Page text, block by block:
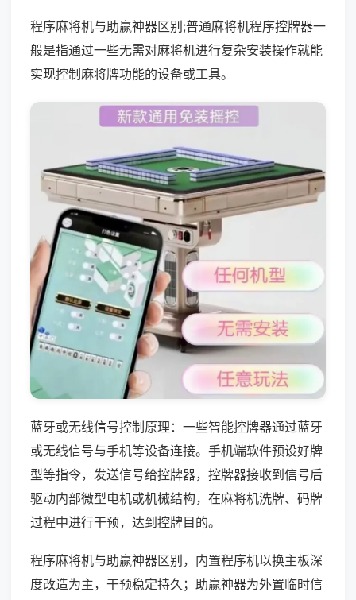
程序麻将机与助赢神器区别;普通麻将机程序控牌器一
般是指通过一些无需对麻将机进行复杂安装操作就能
实现控制麻将牌功能的设备或工具。
蓝牙或无线信号控制原理：一些智能控牌器通过蓝牙
或无线信号与手机等设备连接。手机端软件预设好牌
型等指令，发送信号给控牌器，控牌器接收到信号后
驱动内部微型电机或机械结构，在麻将机洗牌、码牌
过程中进行干预，达到控牌目的。
程序麻将机与助赢神器区别，内置程序机以换主板深
度改造为主，干预稳定持久；助赢神器为外置临时信